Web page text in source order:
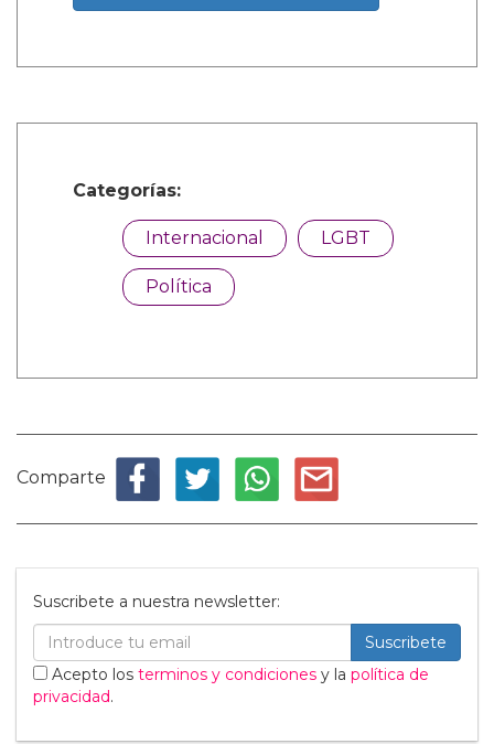
Categorías:
Internacional LGBT
Política
Comparte
Suscribete a nuestra newsletter:
Suscribete
Acepto los terminos y condiciones y la política de
privacidad.